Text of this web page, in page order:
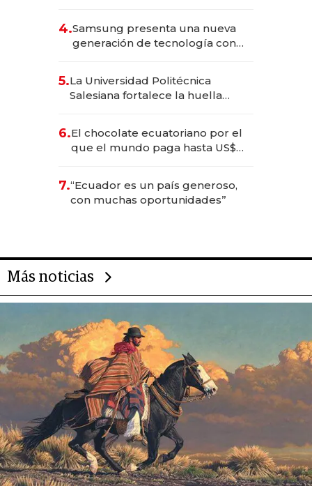
4.Samsung presenta una nueva
generación de tecnología con
5.La Universidad Politécnica
Salesiana fortalece la huella
6.El chocolate ecuatoriano por el
que el mundo paga hasta US$
7.“Ecuador es un país generoso,
con muchas oportunidades”
Más noticias